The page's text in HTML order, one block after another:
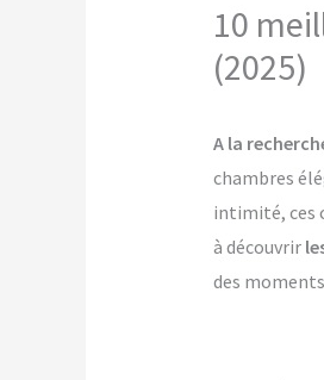
10
(2025)
A la
chambres
intimité, ces
à découvrir
des